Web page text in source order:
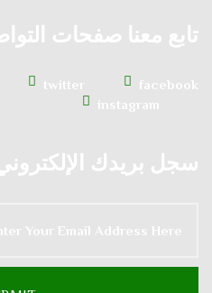
تابع معنا صفحات
facebook
twitter
instagram
سجل بريدك الإلكتروني